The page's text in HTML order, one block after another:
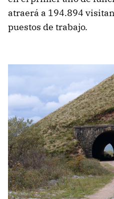
atraerá a 194.894
puestos de trabajo.